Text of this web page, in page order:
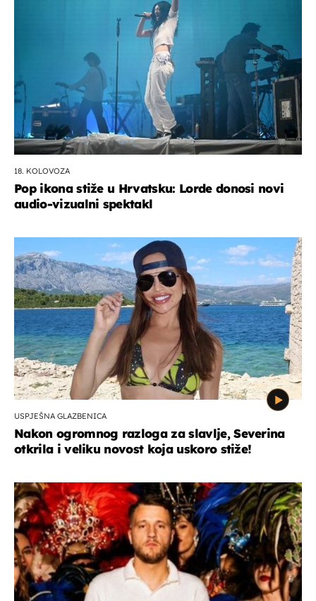
18. KOLOVOZA
Pop ikona stiže u Hrvatsku: Lorde donosi novi
audio-vizualni spektakl
USPJEŠNA GLAZBENICA
Nakon ogromnog razloga za slavlje, Severina
otkrila i veliku novost koja uskoro stiže!